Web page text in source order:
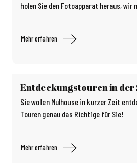
holen Sie den Fotoapparat heraus, wir
Mehr erfahren
Entdeckungstouren in der
Sie wollen Mulhouse in kurzer Zeit
Touren genau das Richtige für Sie!
Mehr erfahren